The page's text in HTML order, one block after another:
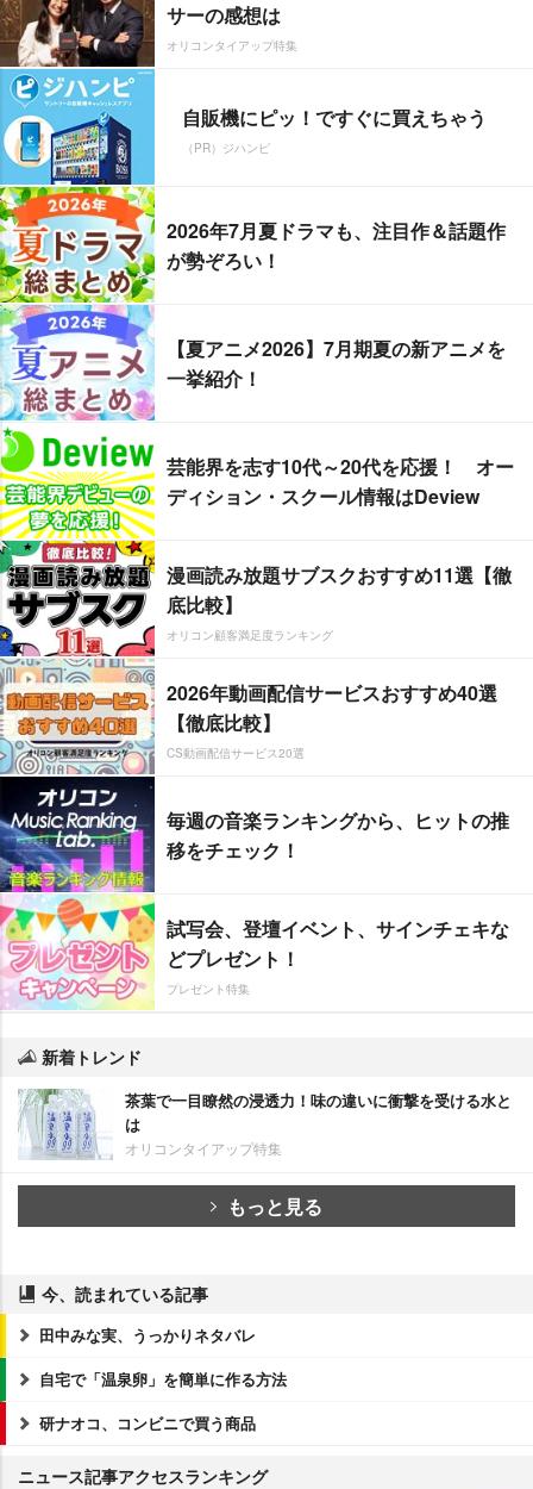
サーの感想は
オリコンタイアップ特集
自販機にピッ！ですぐに買えちゃう
（PR）ジハンピ
2026年7月夏ドラマも、注目作＆話題作
が勢ぞろい！
【夏アニメ2026】7月期夏の新アニメを
一挙紹介！
芸能界を志す10代～20代を応援！ オー
ディション・スクール情報はDeview
漫画読み放題サブスクおすすめ11選【徹
底比較】
オリコン顧客満足度ランキング
2026年動画配信サービスおすすめ40選
【徹底比較】
CS動画配信サービス20選
毎週の音楽ランキングから、ヒットの推
移をチェック！
試写会、登壇イベント、サインチェキな
どプレゼント！
プレゼント特集
新着トレンド
茶葉で一目瞭然の浸透力！味の違いに衝撃を受ける水と
は
オリコンタイアップ特集
もっと見る
今、読まれている記事
田中みな実、うっかりネタバレ
自宅で「温泉卵」を簡単に作る方法
研ナオコ、コンビニで買う商品
ニュース記事アクセスランキング